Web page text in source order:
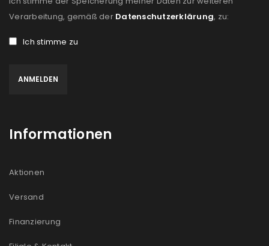
Verarbeitung, gemäß der Datenschutzerklärung, zu:
Ich stimme zu
Informationen
Aktionen
Versand
Finanzierung